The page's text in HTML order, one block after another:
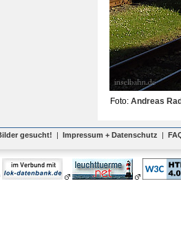
Foto: Andreas
gesucht! | Impressum + Datenschutz |